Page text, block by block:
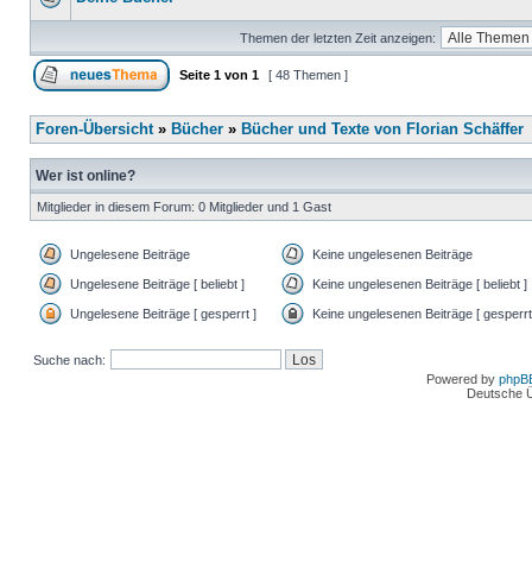
Themen der letzten Zeit anzeigen:
Seite 1 von 1 [ 48 Themen ]
Foren-Übersicht» Bücher » Bücher und Texte von Florian Schäffer
Wer ist online?
Mitglieder in diesem Forum: 0 Mitglieder und 1 Gast
Ungelesene Beiträge Keine ungelesenen Beiträge
Ungelesene Beiträge [ beliebt ] Keine ungelesenen Beiträge [ beliebt ]
Ungelesene Beiträge [ gesperrt ] Keine ungelesenen Beiträge [
Suche nach:
Powered by
Deutsche